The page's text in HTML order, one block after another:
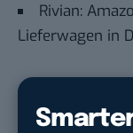
Rivian:
Lieferwagen in
Du möchtest
KI, Green Tech